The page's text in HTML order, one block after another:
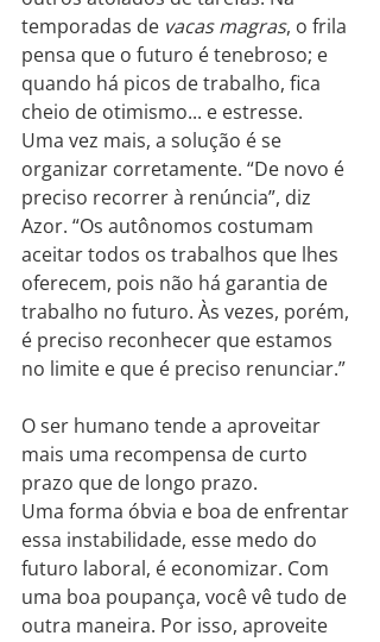
temporadas de vacas magras, o frila
pensa que o futuro é tenebroso; e
quando há picos de trabalho, fica
cheio de otimismo... e estresse.
Uma vez mais, a solução é se
organizar corretamente. “De novo é
preciso recorrer à renúncia”, diz
Azor. “Os autônomos costumam
aceitar todos os trabalhos que lhes
oferecem, pois não há garantia de
trabalho no futuro. Às vezes, porém,
é preciso reconhecer que estamos
no limite e que é preciso renunciar.”
O ser humano tende a aproveitar
mais uma recompensa de curto
prazo que de longo prazo.
Uma forma óbvia e boa de enfrentar
essa instabilidade, esse medo do
futuro laboral, é economizar. Com
uma boa poupança, você vê tudo de
outra maneira. Por isso, aproveite